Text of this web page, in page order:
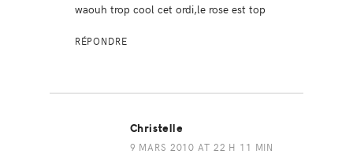
waouh trop cool cet ordi,le rose est top
RÉPONDRE
Christelle
9 MARS 2010 AT 22 H 11 MIN